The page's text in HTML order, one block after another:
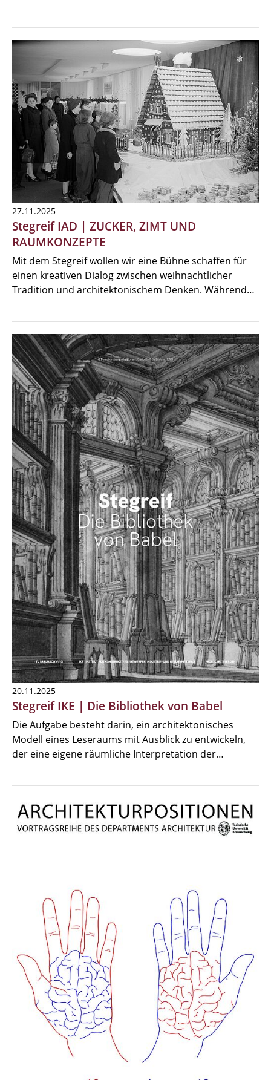
27.11.2025
Stegreif IAD | ZUCKER, ZIMT UND
RAUMKONZEPTE
Mit dem Stegreif wollen wir eine Bühne schaffen für
einen kreativen Dialog zwischen weihnachtlicher
Tradition und architektonischem Denken. Während…
20.11.2025
Stegreif IKE | Die Bibliothek von Babel
Die Aufgabe besteht darin, ein architektonisches
Modell eines Leseraums mit Ausblick zu entwickeln,
der eine eigene räumliche Interpretation der…